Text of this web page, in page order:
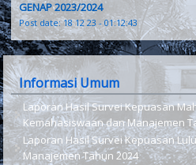
GENAP 2023/2024
Post date:18 12 23 - 01:12:43
Informasi Umum
Laporan Hasil Survei Kepuasan
Kemahasiswaan dan Manajemen
Laporan Hasil Survei Kepuasan
Manajemen Tahun 2024